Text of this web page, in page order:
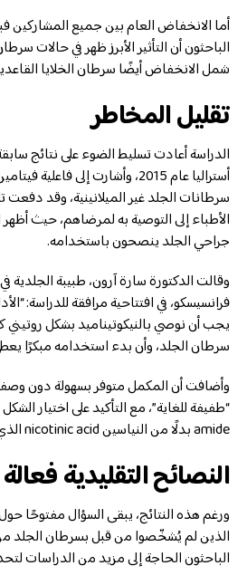
الباحثون أن التأثير الأبرز ظهر في حالات
شمل الانخفاض أيضًا سرطان الخلايا
تقليل المخاطر
الدراسة أعادت تسليط الضوء على نتائج
سرطانات الجلد غير الميلانينية، وقد دفعت
جراحي الجلد ينصحون باستخدامه.
وقالت الدكتورة سارة آرون، طبيبة
فرانسيسكو، في افتتاحية مرافقة للدراسة:
يجب أن نوصي بالنيكوتيناميد بشكل
سرطان الجلد، وأن بدء استخدامه مبكرًا
وأضافت أن المكمل متوفر بسهولة دون وصفة
amide بدلًا من النياسين nicotinic acid الذي لا يتمتع بنفس التأثير.
النصائح التقليدية فعالة
ورغم هذه النتائج، يبقى السؤال مفتوحًا
الذين لم يُشخّصوا من قبل بسرطان الجلد
الباحثون الحاجة إلى مزيد من الدراسات